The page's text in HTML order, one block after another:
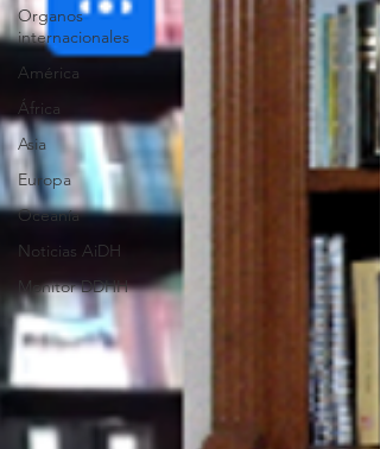
Organos
internacionales
América
África
Asia
Europa
Oceanía
Noticias AiDH
Monitor DDHH